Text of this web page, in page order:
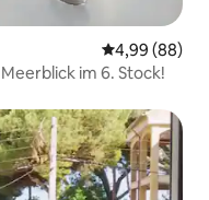
4,99 (88)
im 6. Stock!